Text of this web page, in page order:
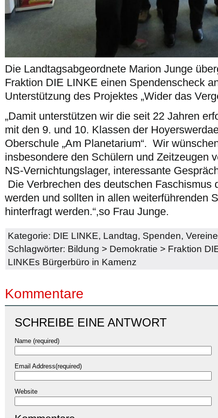
Die Landtagsabgeordnete Marion Junge
Fraktion DIE LINKE einen Spendenscheck
Unterstützung des Projektes „Wider das
„Damit unterstützen wir die seit 22 Jahren
mit den 9. und 10. Klassen der
Oberschule „Am Planetarium“. Wir
insbesondere den Schülern und Zeitzeugen
NS-Vernichtungslager, interessante
Die Verbrechen des deutschen Faschismus
werden und sollten in allen weiterführenden
hinterfragt werden.“,so Frau Junge.
Kategorie: DIE LINKE, Landtag, Spenden, Vereine
Schlagwörter: Bildung > Demokratie > Fraktion
LINKEs Bürgerbüro in Kamenz
Kommentare
SCHREIBE EINE ANTWORT
Name (required)
Email Address(required)
Website